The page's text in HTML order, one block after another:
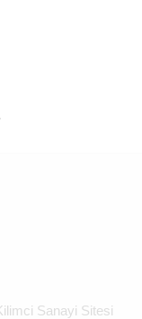
.
Sanayi Sitesi